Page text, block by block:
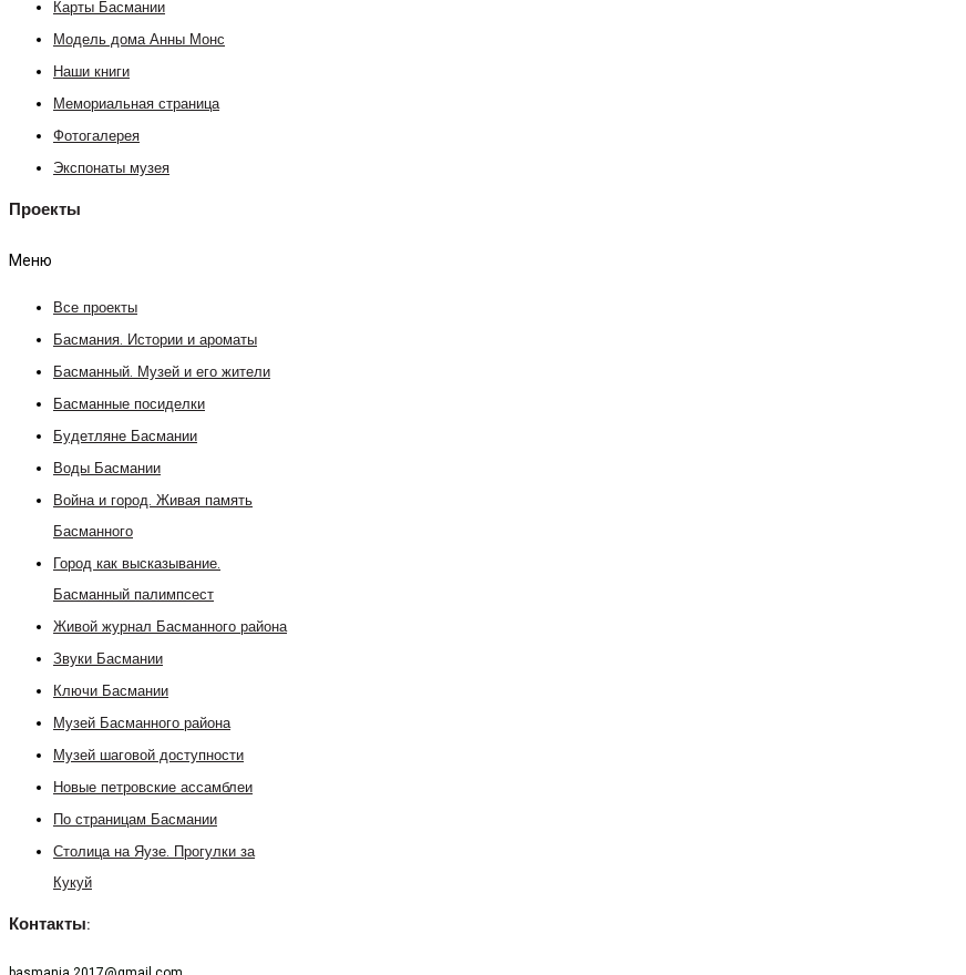
Карты Басмании
Модель дома Анны Монс
Наши книги
Мемориальная страница
Фотогалерея
Экспонаты музея
Проекты
Меню
Все проекты
Басмания. Истории и ароматы
Басманный. Музей и его жители
Басманные посиделки
Будетляне Басмании
Воды Басмании
Война и город. Живая память
Басманного
Город как высказывание.
Басманный палимпсест
Живой журнал Басманного района
Звуки Басмании
Ключи Басмании
Музей Басманного района
Музей шаговой доступности
Новые петровские ассамблеи
По страницам Басмании
Столица на Яузе. Прогулки за
Кукуй
Контакты: